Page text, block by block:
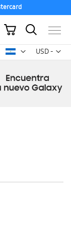
USD -
dólar
Mi carrito